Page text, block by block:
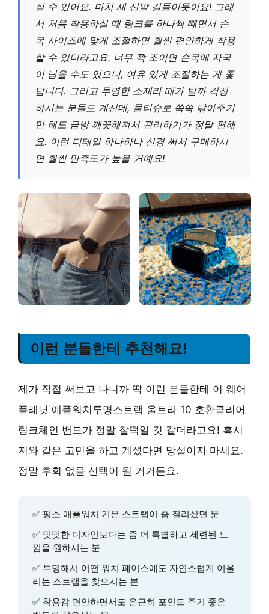
질 수 있어요. 마치 새 신발 길들이듯이요! 그래
서 처음 착용하실 때 링크를 하나씩 빼면서 손
목 사이즈에 맞게 조절하면 훨씬 편안하게 착용
할 수 있더라고요. 너무 꽉 조이면 손목에 자국
이 남을 수도 있으니, 여유 있게 조절하는 게 좋
답니다. 그리고 투명한 소재라 때가 탈까 걱정
하시는 분들도 계신데, 물티슈로 쓱쓱 닦아주기
만 해도 금방 깨끗해져서 관리하기가 정말 편해
요. 이런 디테일 하나하나 신경 써서 구매하시
면 훨씬 만족도가 높을 거예요!
이런 분들한테 추천해요!
제가 직접 써보고 나니까 딱 이런 분들한테 이 웨어
플래닛 애플워치투명스트랩 울트라 10 호환클리어
링크체인 밴드가 정말 찰떡일 것 같더라고요! 혹시
저와 같은 고민을 하고 계셨다면 망설이지 마세요.
정말 후회 없을 선택이 될 거거든요.
✅ 평소 애플워치 기본 스트랩이 좀 질리셨던 분
✅ 밋밋한 디자인보다는 좀 더 특별하고 세련된 느
낌을 원하시는 분
✅ 투명해서 어떤 워치 페이스에도 자연스럽게 어울
리는 스트랩을 찾으시는 분
✅ 착용감 편안하면서도 은근히 포인트 주기 좋은